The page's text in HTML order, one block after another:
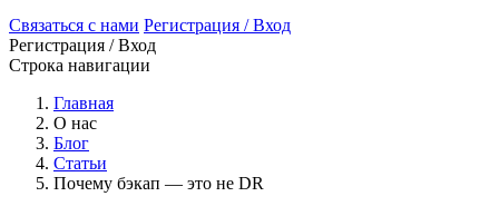
Связаться с нами Регистрация / Вход
Регистрация / Вход
Строка навигации
Главная
О нас
Блог
Статьи
Почему бэкап — это не DR